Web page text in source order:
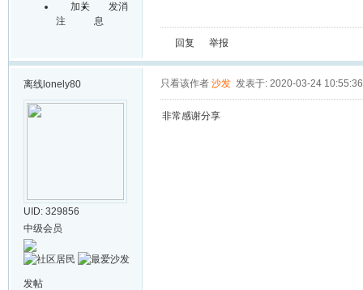
加关
注
发消
息
回复 举报
离线 lonely80
UID: 329856
中级会员
发帖
只看该作者 沙发 发表于: 2020-03-24 10:55:36
非常感谢分享